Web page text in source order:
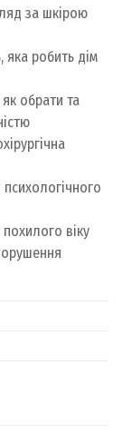
за шкірою
яка робить дім
обрати та
віку